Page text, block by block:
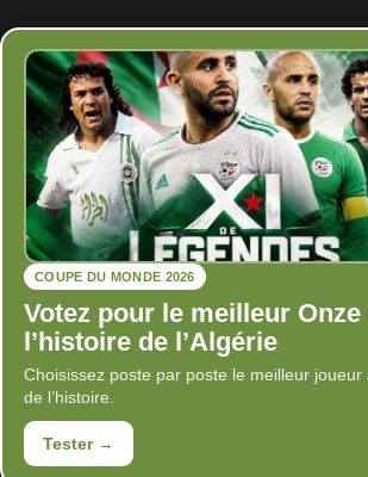
COUPE DU MONDE 2026
Votez pour le meilleur Onze
l’histoire de l’Algérie
Choisissez poste par poste le meilleur joueur
de l’histoire.
Tester →